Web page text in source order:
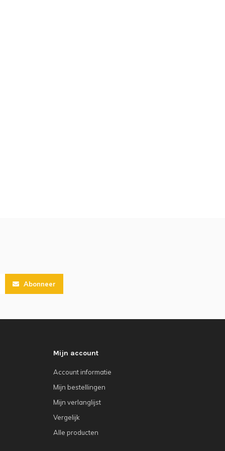
Abonneer
Mijn account
Account informatie
Mijn bestellingen
Mijn verlanglijst
Vergelijk
Alle producten